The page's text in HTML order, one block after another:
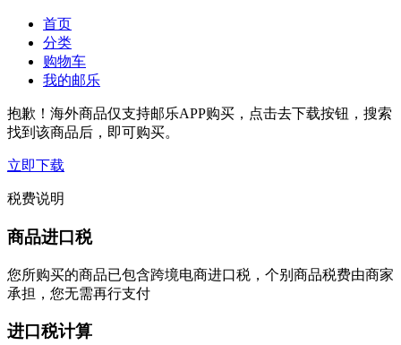
首页
分类
购物车
我的邮乐
抱歉！海外商品仅支持邮乐APP购买，点击去下载按钮，搜索
找到该商品后，即可购买。
立即下载
税费说明
商品进口税
您所购买的商品已包含跨境电商进口税，个别商品税费由商家
承担，您无需再行支付
进口税计算